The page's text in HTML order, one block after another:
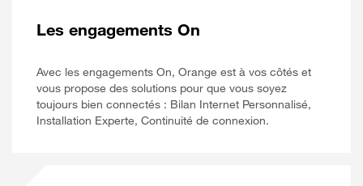
Les engagements On
Avec les engagements On, Orange est à vos côtés et
vous propose des solutions pour que vous soyez
toujours bien connectés : Bilan Internet Personnalisé,
Installation Experte, Continuité de connexion.